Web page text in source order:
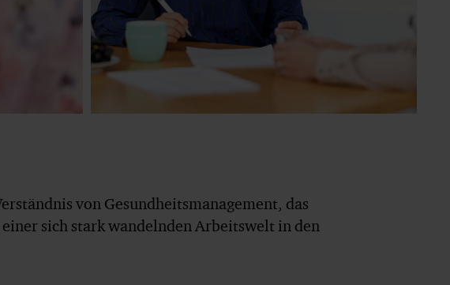
von Gesundheitsmanagement, das
sich stark wandelnden Arbeitswelt in den